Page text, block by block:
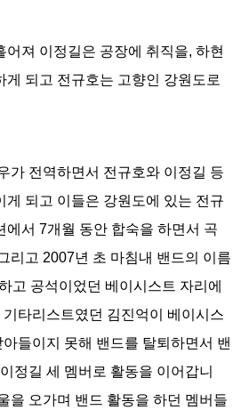
어져 이정길은 공장에 취직을, 하현
게 되고 전규호는 고향인 강원도로
가 전역하면서 전규호와 이정길 등
게 되고 이들은 강원도에 있는 전규
에서 7개월 동안 합숙을 하면서 곡
리고 2007년 초 마침내 밴드의 이름
고 공석이었던 베이시스트 자리에
타리스트였던 김진억이 베이시스
들이지 못해 밴드를 탈퇴하면서 밴
정길 세 멤버로 활동을 이어갑니
을 오가며 밴드 활동을 하던 멤버들